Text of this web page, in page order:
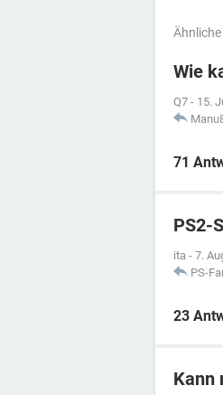
Wie
Q7 - 15.
71
PS2-
ita - 7.
PS-
23
Kann